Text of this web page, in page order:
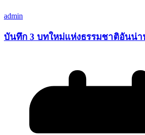
admin
บันทึก 3 บทใหม่แห่งธรรมชาติอันน่า